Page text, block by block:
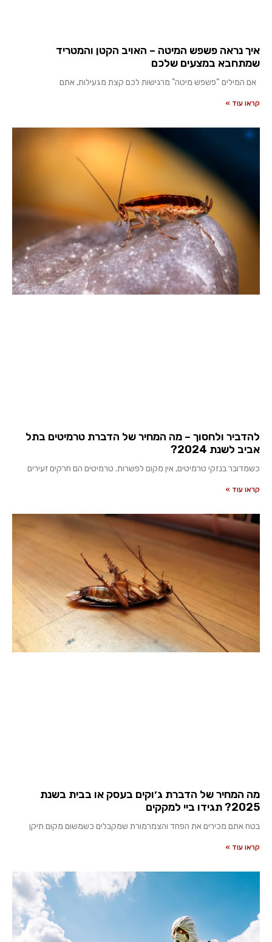
איך נראה פשפש המיטה – האויב הקטן והמטריד
שמתחבא במצעים שלכם
אם המילים “פשפש מיטה” מרגישות לכם קצת מגעילות, אתם
קראו עוד »
להדביר ולחסוך – מה המחיר של הדברת טרמיטים בתל
אביב לשנת 2024?
כשמדובר בנזקי טרמיטים, אין מקום לפשרות. טרמיטים הם חרקים זעירים
קראו עוד »
מה המחיר של הדברת ג׳וקים בעסק או בבית בשנת
2025? תגידו ביי למקקים
בטח אתם מכירים את הפחד והצמרמורת שמקבלים כשמשום מקום תיקן
קראו עוד »